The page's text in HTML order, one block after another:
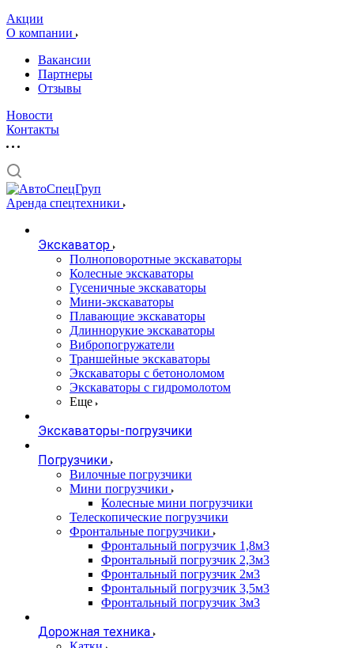
Акции
О компании
Вакансии
Партнеры
Отзывы
Новости
Контакты
Аренда спецтехники
Экскаватор
Полноповоротные экскаваторы
Колесные экскаваторы
Гусеничные экскаваторы
Мини-экскаваторы
Плавающие экскаваторы
Длиннорукие экскаваторы
Вибропогружатели
Траншейные экскаваторы
Экскаваторы с бетоноломом
Экскаваторы с гидромолотом
Еще
Экскаваторы-погрузчики
Погрузчики
Вилочные погрузчики
Мини погрузчики
Колесные мини погрузчики
Телескопические погрузчики
Фронтальные погрузчики
Фронтальный погрузчик 1,8м3
Фронтальный погрузчик 2,3м3
Фронтальный погрузчик 2м3
Фронтальный погрузчик 3,5м3
Фронтальный погрузчик 3м3
Дорожная техника